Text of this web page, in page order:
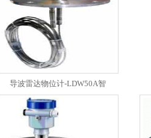
导波雷达物位计-LDW50A智